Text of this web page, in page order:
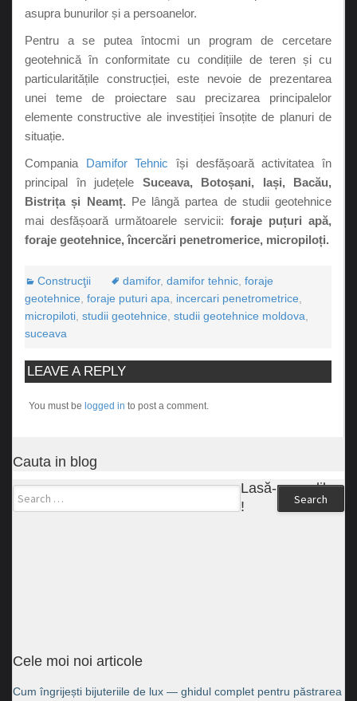
asupra bunurilor și a persoanelor.
Pentru a se putea întocmi un program de cercetare
geotehnică în conformitate cu condițiile de teren și cu
particularitățile construcției, este nevoie de prezentarea
unei teme de proiectare sau precizarea principalelor
elemente constructive ale investiției însoțite de planuri de
situație.
Compania Damifor Tehnic își desfășoară activitatea în
principal în județele Suceava, Botoșani, Iași, Bacău,
Bistrița și Neamț. Pe lângă partea de studii geotehnice
mai desfășoară următoarele servicii: foraje puțuri apă,
foraje geotehnice, încercări penetromerice, micropiloți.
Construcţii damifor, damifor tehnic foraje
geotehnice foraje puturi apa incercari penetrometrice
micropiloti studii geotehnice studii geotehnice moldova
suceava
LEAVE A REPLY
You must be logged in to post a comment.
Cauta in blog
Search
Lasă-ne un like
!
Cele moi noi articole
Cum îngrijești bijuteriile de lux — ghidul complet pentru păstrarea